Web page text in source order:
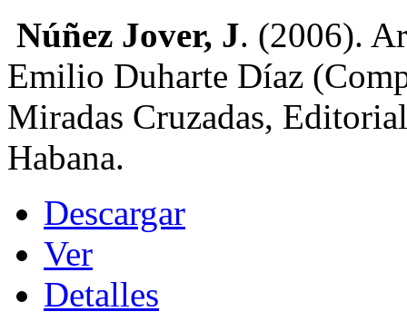
Núñez Jover, J. (2006).
Emilio Duharte Díaz
Miradas Cruzadas,
Habana.
Descargar
Ver
Detalles